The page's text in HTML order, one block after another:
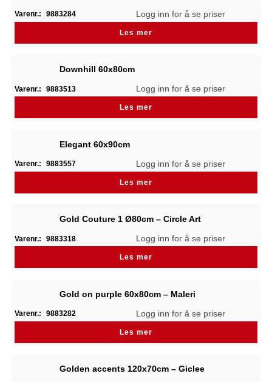
Varenr.: 9883284 Logg inn for å se priser
Les mer
Downhill 60x80cm
Varenr.: 9883513 Logg inn for å se priser
Les mer
Elegant 60x90cm
Varenr.: 9883557 Logg inn for å se priser
Les mer
Gold Couture 1 Ø80cm – Circle Art
Varenr.: 9883318 Logg inn for å se priser
Les mer
Gold on purple 60x80cm – Maleri
Varenr.: 9883282 Logg inn for å se priser
Les mer
Golden accents 120x70cm – Giclee